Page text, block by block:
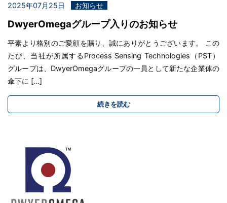
2025年07月25日 お知らせ
DwyerOmegaグループ入りのお知らせ
平素より格別のご愛顧を賜り、誠にありがとうございます。 この
たび、当社が所属するProcess Sensing Technologies（PST）
グループは、DwyerOmegaグループの一員として新たな企業体の
傘下に […]
続きを読む